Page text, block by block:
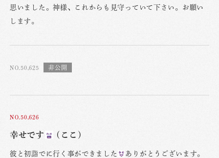
思いました。神様、これからも見守っていて下さい。お願い
します。
NO.50,625
NO.50,626
幸せです (ここ)
彼と初詣でに行く事ができました
ありがとうございます。